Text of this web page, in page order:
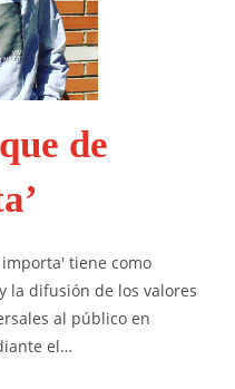
de
tiene como
la difusión de los valores
al público en
el…